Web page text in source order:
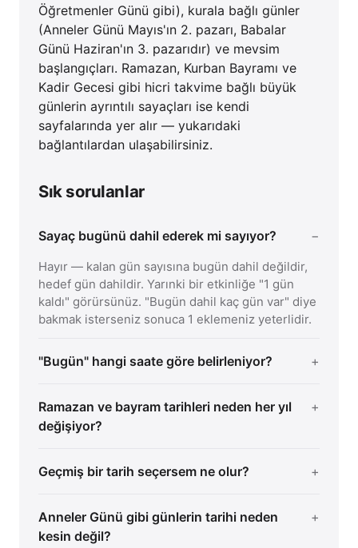
Öğretmenler Günü gibi), kurala bağlı günler
(Anneler Günü Mayıs'ın 2. pazarı, Babalar
Günü Haziran'ın 3. pazarıdır) ve mevsim
başlangıçları. Ramazan, Kurban Bayramı ve
Kadir Gecesi gibi hicri takvime bağlı büyük
günlerin ayrıntılı sayaçları ise kendi
sayfalarında yer alır — yukarıdaki
bağlantılardan ulaşabilirsiniz.
Sık sorulanlar
Sayaç bugünü dahil ederek mi sayıyor?
Hayır — kalan gün sayısına bugün dahil değildir,
hedef gün dahildir. Yarınki bir etkinliğe "1 gün
kaldı" görürsünüz. "Bugün dahil kaç gün var" diye
bakmak isterseniz sonuca 1 eklemeniz yeterlidir.
"Bugün" hangi saate göre belirleniyor?
Ramazan ve bayram tarihleri neden her yıl
değişiyor?
Geçmiş bir tarih seçersem ne olur?
Anneler Günü gibi günlerin tarihi neden
kesin değil?